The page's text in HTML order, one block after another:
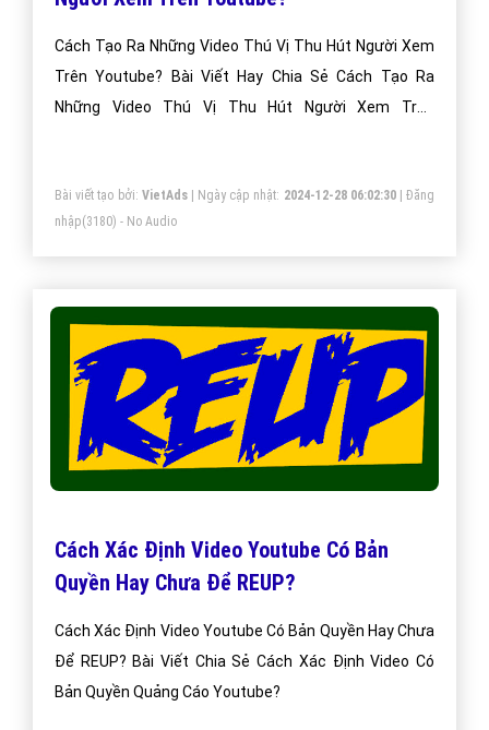
Cách Tạo Ra Những Video Thú Vị Thu Hút Người Xem
Trên Youtube? Bài Viết Hay Chia Sẻ Cách Tạo Ra
Những Video Thú Vị Thu Hút Người Xem Trên
Bài viết tạo bởi: VietAds| Ngày cập nhật: 2024-12-28 06:02:30|Đăng
nhập(3180) - No Audio
Cách Xác Định Video Youtube Có Bản
Quyền Hay Chưa Để REUP?
Cách Xác Định Video Youtube Có Bản Quyền Hay Chưa
Để REUP? Bài Viết Chia Sẻ Cách Xác Định Video Có
Bản Quyền Quảng Cáo Youtube?